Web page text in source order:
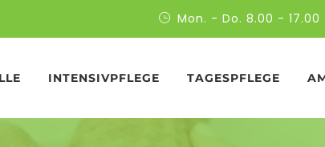
Mon. - Do. 8.00 - 17.00
INTENSIVPFLEGE TAGESPFLEGE